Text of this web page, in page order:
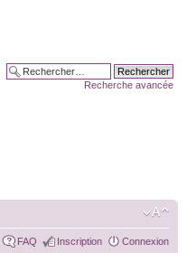
Recherche avancée
FAQ Inscription Connexion